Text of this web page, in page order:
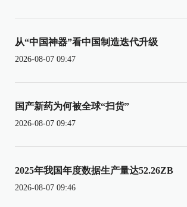
从“中国神器”看中国制造迭代升级
2026-08-07 09:47
国产新药为何被全球“扫货”
2026-08-07 09:47
2025年我国年度数据生产量达52.26ZB
2026-08-07 09:46